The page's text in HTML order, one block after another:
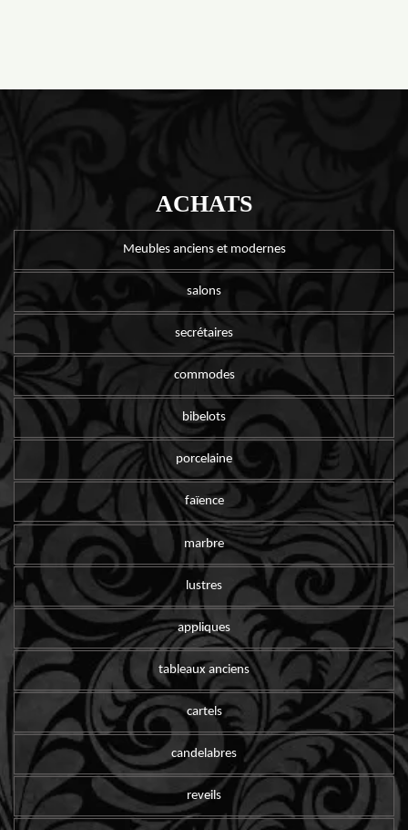
ACHATS
Meubles anciens et modernes
salons
secrétaires
commodes
bibelots
porcelaine
faïence
marbre
lustres
appliques
tableaux anciens
cartels
candelabres
reveils